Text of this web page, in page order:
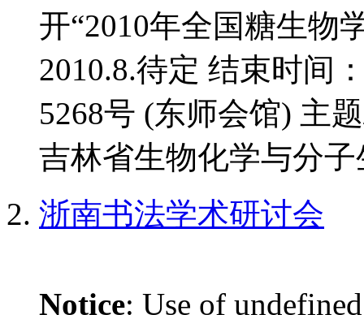
开“2010年全国糖生物
2010.8.待定 结束时间
5268号 (东师会馆) 主
吉林省生物化学与分
浙南书法学术研讨会
Notice: Use of